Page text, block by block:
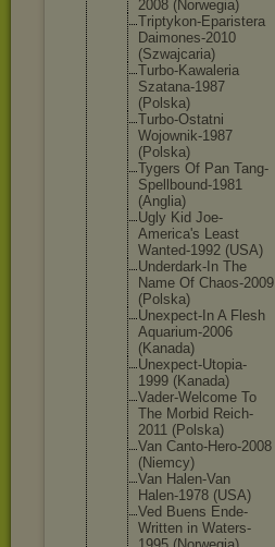
2008 (Norwegia)
Triptykon-Eparistera
Daimones-2010
(Szwajcaria)
Turbo-Kawal eria
Szatana-1987
(Polska)
Turbo-Ostatni
Wojownik-1987
(Polska)
Tygers Of Pan Tang-
Spellbound-1981
(Anglia)
Ugly Kid Joe-
America's Least
Wanted-1992 (USA)
Underdark-I n The
Name Of Chaos-2009
(Polska)
Unexpect-In A Flesh
Aquarium-2006
(Kanada)
Unexpect-Utopia-
1999 (Kanada)
Vader-Welcome To
The Morbid Reich-
2011 (Polska)
Van Canto-Hero-2008
(Niemcy)
Van Halen-Van
Halen-1978 (USA)
Ved Buens Ende-
Written in Waters-